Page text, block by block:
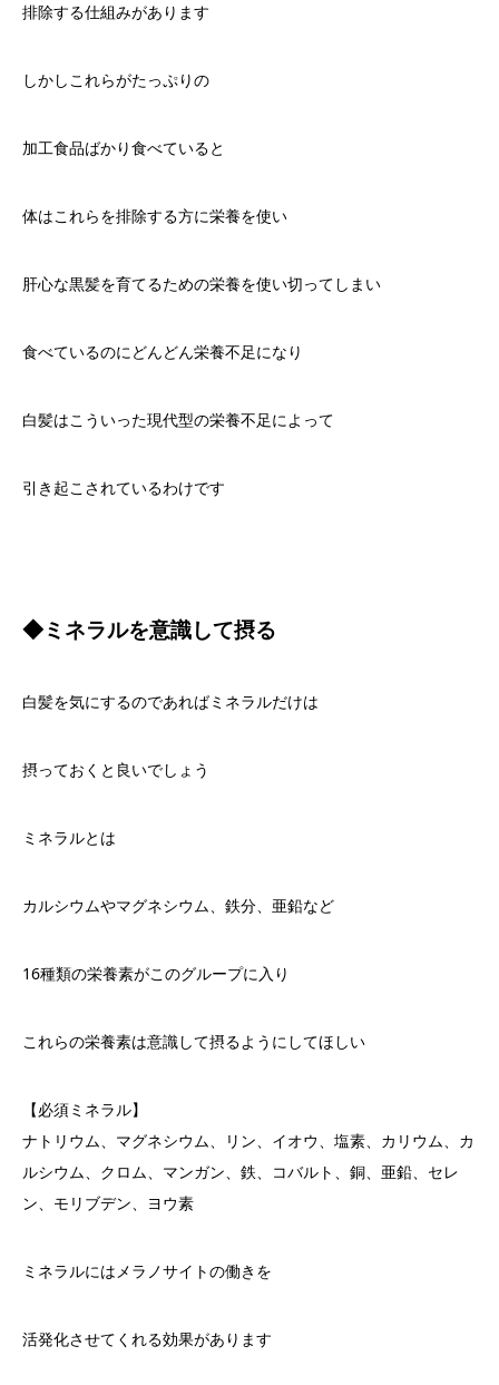
排除する仕組みがあります
しかしこれらがたっぷりの
加工食品ばかり食べていると
体はこれらを排除する方に栄養を使い
肝心な黒髪を育てるための栄養を使い切ってしまい
食べているのにどんどん栄養不足になり
白髪はこういった現代型の栄養不足によって
引き起こされているわけです
◆ミネラルを意識して摂る
白髪を気にするのであればミネラルだけは
摂っておくと良いでしょう
ミネラルとは
カルシウムやマグネシウム、鉄分、亜鉛など
16種類の栄養素がこのグループに入り
これらの栄養素は意識して摂るようにしてほしい
【必須ミネラル】
ナトリウム、マグネシウム、リン、イオウ、塩素、カリウム、カ
ルシウム、クロム、マンガン、鉄、コバルト、銅、亜鉛、セレ
ン、モリブデン、ヨウ素
ミネラルにはメラノサイトの働きを
活発化させてくれる効果があります